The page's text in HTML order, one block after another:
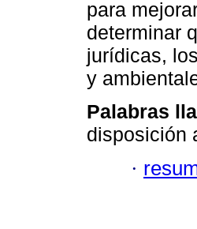
para
determinar
jurídicas,
y
Palabras
disposición
·